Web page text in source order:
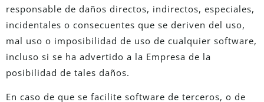
responsable de daños directos, indirectos, especiales,
incidentales o consecuentes que se deriven del uso,
mal uso o imposibilidad de uso de cualquier software,
incluso si se ha advertido a la Empresa de la
posibilidad de tales daños.
En caso de que se facilite software de terceros, o de